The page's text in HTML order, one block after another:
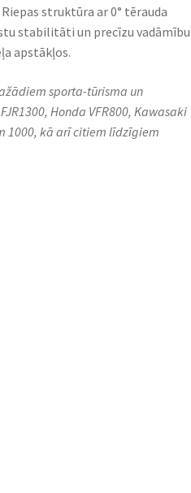
struktūra ar 0° tērauda
stabilitāti un precīzu vadāmību
apstākļos.
sporta-tūrisma un
Honda VFR800, Kawasaki
1000, kā arī citiem līdzīgiem